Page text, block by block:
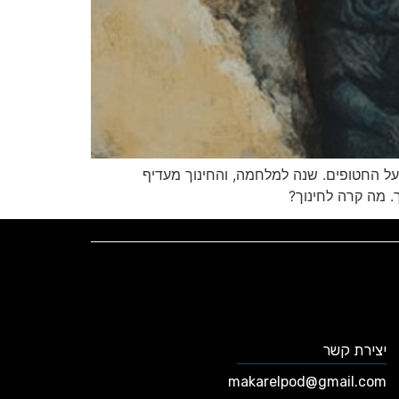
החטופים. שנה למלחמה, והחינוך מעדיף
מה קרה לחינוך?
יצירת קשר
makarelpod@gmail.com